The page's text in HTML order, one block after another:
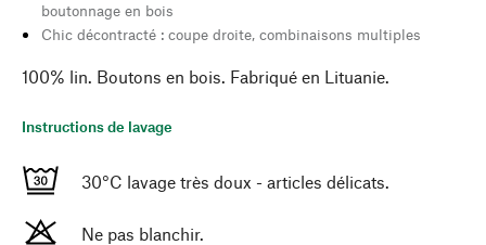
boutonnage en bois
Chic décontracté : coupe droite, combinaisons multiples
100% lin. Boutons en bois. Fabriqué en Lituanie.
Instructions de lavage
30°C lavage très doux - articles délicats.
Ne pas blanchir.